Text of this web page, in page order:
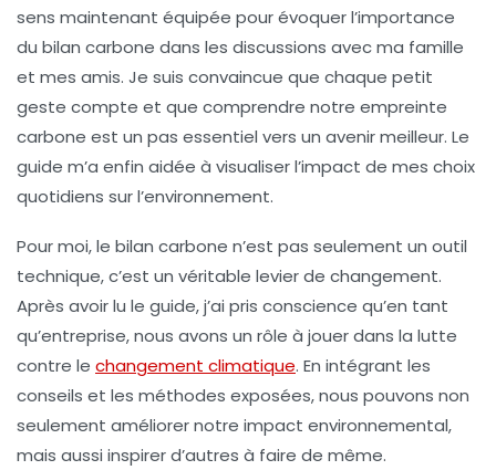
sens maintenant équipée pour évoquer l’importance
du bilan carbone dans les discussions avec ma famille
et mes amis. Je suis convaincue que chaque petit
geste compte et que comprendre notre empreinte
carbone est un pas essentiel vers un avenir meilleur. Le
guide m’a enfin aidée à visualiser l’impact de mes choix
quotidiens sur l’environnement.
Pour moi, le bilan carbone n’est pas seulement un outil
technique, c’est un véritable levier de changement.
Après avoir lu le guide, j’ai pris conscience qu’en tant
qu’entreprise, nous avons un rôle à jouer dans la lutte
contre le changement climatique. En intégrant les
conseils et les méthodes exposées, nous pouvons non
seulement améliorer notre impact environnemental,
mais aussi inspirer d’autres à faire de même.